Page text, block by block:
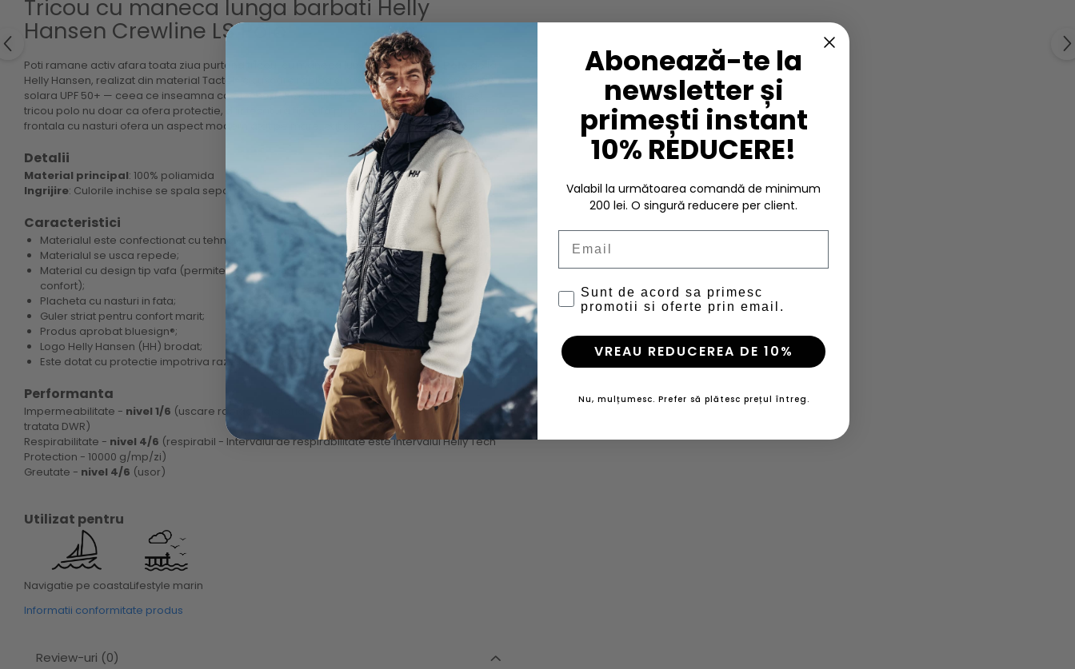
Tricou cu maneca lunga barbati Helly
Hansen Crewline LS Polo
Poti ramane activ afara toata ziua purtand tricoul cu maneca lungaCrewline LS Polo
Helly Hansen, realizat din material Tactel® cu uscare rapida si avand un factor de protectie
solara UPF 50+ — ceea ce inseamna ca blocheaza 98% din razele UV ale soarelui. Acest
tricou polo nu doar ca ofera protectie, dar tesatura tip vafa pique, gulerul striat si deschiderea
frontala cu nasturi ofera un aspect modern atat pe mare, cat si pe uscat.
Detalii
Material principal: 100% poliamida
Ingrijire: Culorile inchise se spala separat.
Caracteristici
Materialul este confectionat cu tehnologia TACTEL®;
Materialul se usca repede;
Material cu design tip vafa (permite pielii sa respire; gestioneaza umezeala & ofera
confort);
Placheta cu nasturi in fata;
Guler striat pentru confort marit;
Produs aprobat bluesign®;
Logo Helly Hansen (HH) brodat;
Este dotat cu protectie impotriva razelor UV (UPF 50+).
Performanta
Impermeabilitate - nivel 1/6 (uscare rapida - materialul nu are membrana impermeabila sau
tratata DWR)
Respirabilitate - nivel 4/6 (respirabil - Intervalul de respirabilitate este intervalul Helly Tech
Protection - 10000 g/mp/zi)
Greutate - nivel 4/6 (usor)
Utilizat pentru
Navigatie pe coastaLifestyle marin
Informatii conformitate produs
Review-uri (0)
Abonează-te la
newsletter și
primești instant
10% REDUCERE!
Valabil la următoarea comandă de minimum
200 lei. O singură reducere per client.
Sunt de acord sa primesc
promotii si oferte prin email.
VREAU REDUCEREA DE 10%
Nu, mulțumesc. Prefer să plătesc prețul întreg.